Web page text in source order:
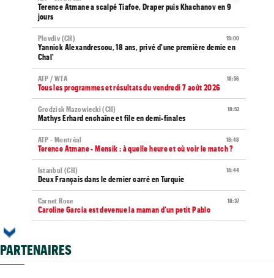
Terence Atmane a scalpé Tiafoe, Draper puis Khachanov en 9
jours
19:00
Plovdiv (CH)
Yannick Alexandrescou, 18 ans, privé d'une première demie en
Chal'
18:56
ATP / WTA
Tous les programmes et résultats du vendredi 7 août 2026
18:52
Grodzisk Mazowiecki (CH)
Mathys Erhard enchaîne et file en demi-finales
18:48
ATP - Montréal
Terence Atmane - Mensik : à quelle heure et où voir le match ?
18:44
Istanbul (CH)
Deux Français dans le dernier carré en Turquie
18:37
Carnet Rose
Caroline Garcia est devenue la maman d’un petit Pablo
PARTENAIRES